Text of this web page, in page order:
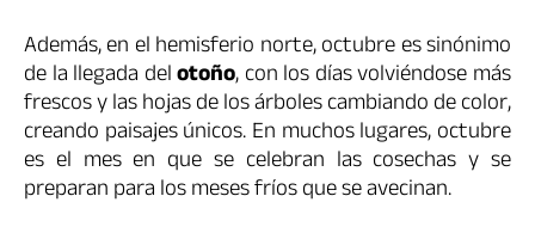
Además, en el hemisferio norte, octubre es sinónimo
de la llegada delotoño, con los días volviéndose más
frescos y las hojas de los árboles cambiando de color,
creando paisajes únicos. En muchos lugares, octubre
es el mes en que se celebran las cosechas y se
preparan para los meses fríos que se avecinan.